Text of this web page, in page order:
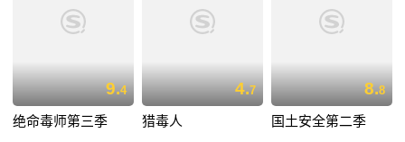
9.4
绝命毒师第三季
4.7
猎毒人
8.8
国土安全第二季